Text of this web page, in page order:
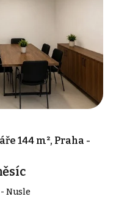
144 m², Praha -
Nusle